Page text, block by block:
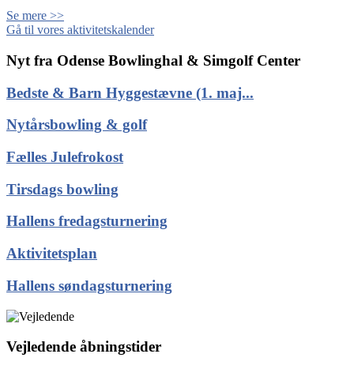
Se mere >>
Gå til vores aktivitetskalender
Nyt fra Odense Bowlinghal & Simgolf Center
Bedste & Barn Hyggestævne (1. maj...
Nytårsbowling & golf
Fælles Julefrokost
Tirsdags bowling
Hallens fredagsturnering
Aktivitetsplan
Hallens søndagsturnering
Vejledende åbningstider